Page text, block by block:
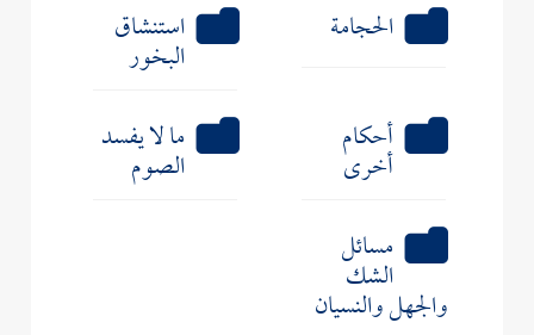
الحجامة
استنشاق
البخور
أحكام
أخرى
ما لا يفسد
الصوم
مسائل
الشك
والجهل والنسيان